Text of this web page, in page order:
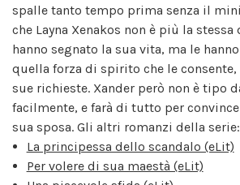
spalle tanto tempo prima senza il
che Layna Xenakos non è più la
hanno segnato la sua vita, ma le
quella forza di spirito che le
sue richieste. Xander però non è tipo
facilmente, e farà di tutto per
sua sposa. Gli altri romanzi della serie:
La principessa dello scandalo (eLit)
Per volere di sua maestà (eLit)